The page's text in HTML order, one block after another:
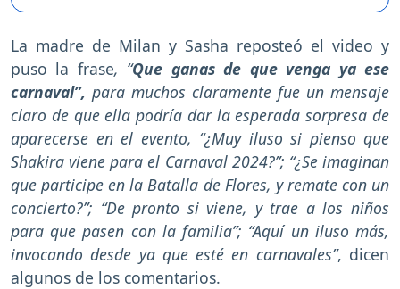
La madre de Milan y Sasha reposteó el video y
puso la frase, “Que ganas de que venga ya ese
carnaval”, para muchos claramente fue un mensaje
claro de que ella podría dar la esperada sorpresa de
aparecerse en el evento, “¿Muy iluso si pienso que
Shakira viene para el Carnaval 2024?”; “¿Se imaginan
que participe en la Batalla de Flores, y remate con un
concierto?”; “De pronto si viene, y trae a los niños
para que pasen con la familia”; “Aquí un iluso más,
invocando desde ya que esté en carnavales”, dicen
algunos de los comentarios.